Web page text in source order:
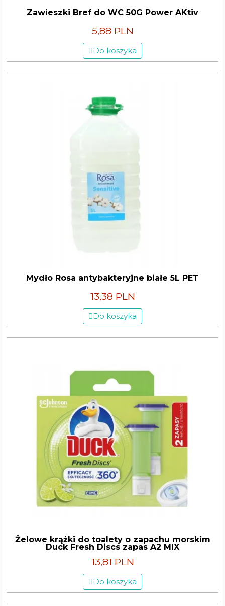
Zawieszki Bref do WC 50G Power AKtiv
5,88 PLN
Do koszyka
Mydło Rosa antybakteryjne białe 5L PET
13,38 PLN
Do koszyka
Żelowe krążki do toalety o zapachu morskim
Duck Fresh Discs zapas A2 MIX
13,81 PLN
Do koszyka